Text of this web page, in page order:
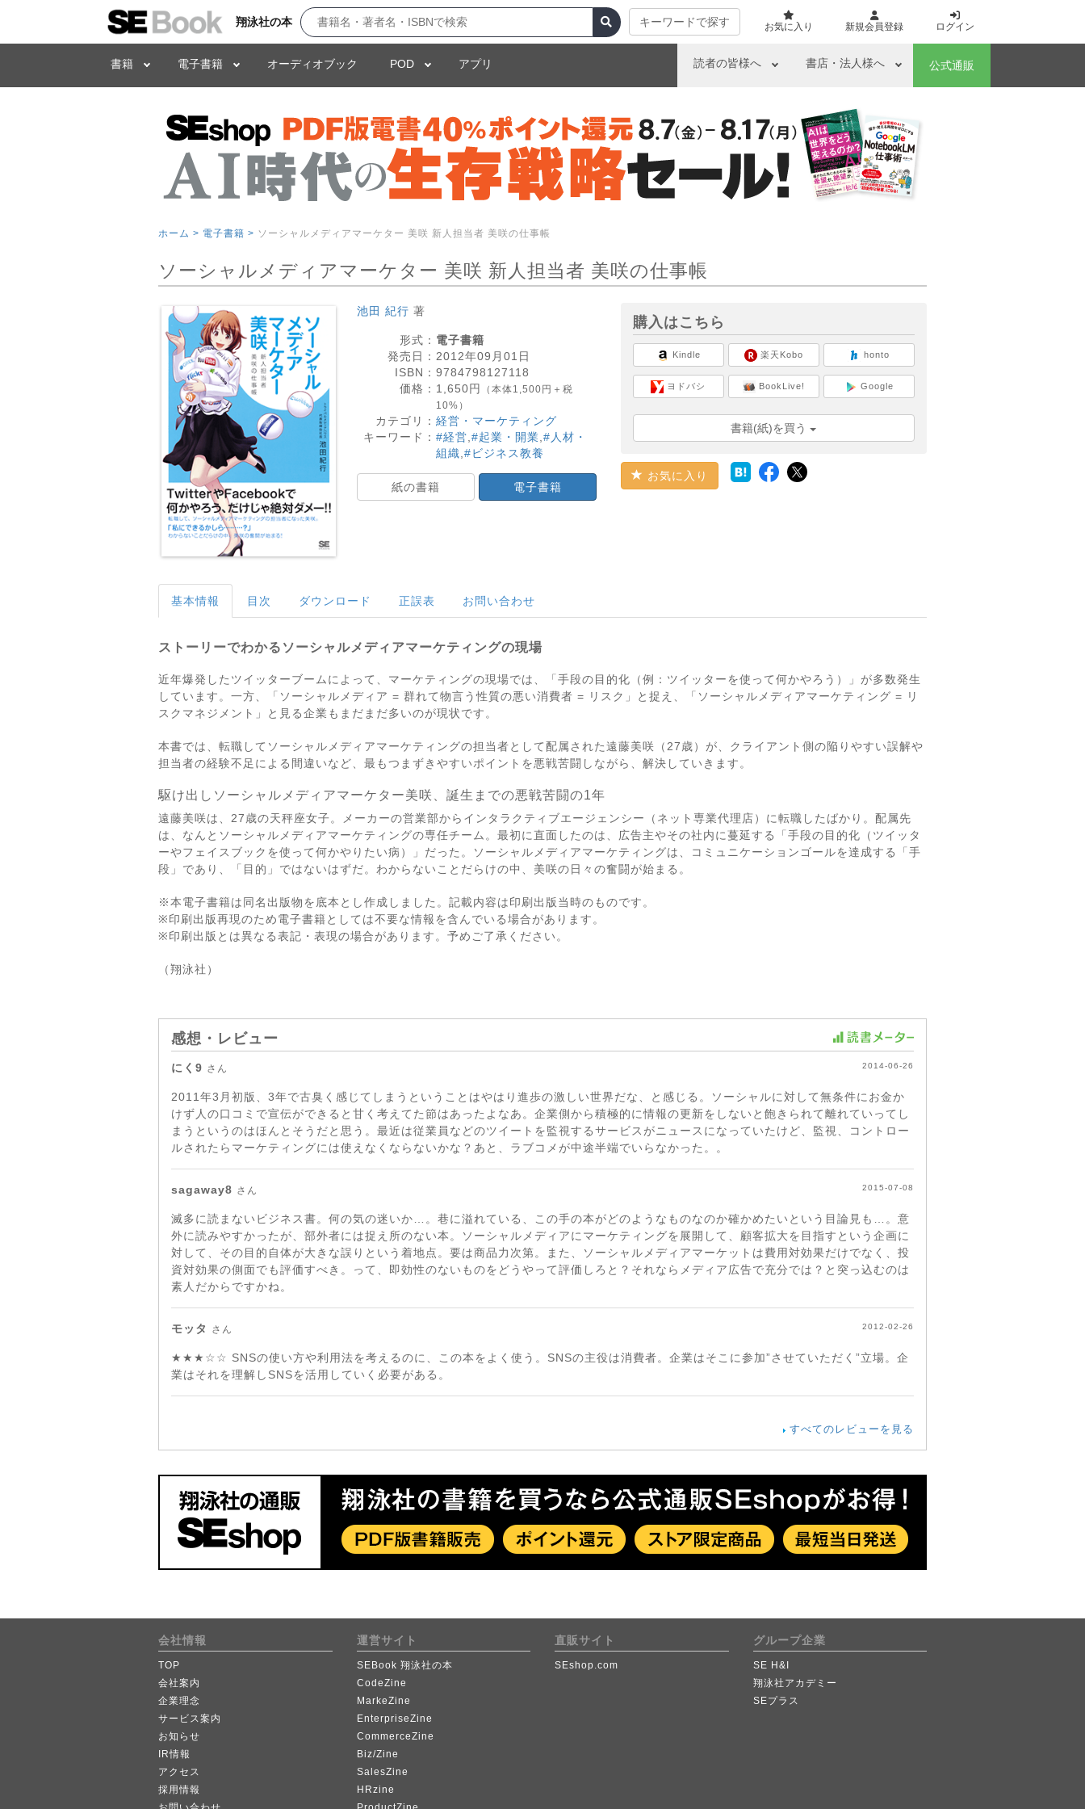
翔泳社の本 キーワードで探す お気に入り 新規会員登録 ログイン
書籍 電子書籍 オーディオブック POD アプリ 読者の皆様へ 書店・法人様へ 公式通販
ホーム > 電子書籍 > ソーシャルメディアマーケター 美咲 新人担当者 美咲の仕事帳
ソーシャルメディアマーケター 美咲 新人担当者 美咲の仕事帳
池田 紀行 著
形式： 電子書籍
発売日： 2012年09月01日
ISBN： 9784798127118
価格： 1,650円
（本体1,500円＋税
10%）
カテゴリ： 経営・マーケティング
キーワード： #経営 #起業・開業 #人材・
組織 #ビジネス教養
紙の書籍 電子書籍
購入はこちら
Kindle
ヨドバシ
楽天Kobo
BookLive!
honto
Google
書籍(紙)を買う
お気に入り
基本情報 目次 ダウンロード 正誤表 お問い合わせ
ストーリーでわかるソーシャルメディアマーケティングの現場
近年爆発したツイッターブームによって、マーケティングの現場では、「手段の目的化（例：ツイッターを使って何かやろう）」が多数発生
しています。一方、「ソーシャルメディア = 群れて物言う性質の悪い消費者 = リスク」と捉え、「ソーシャルメディアマーケティング = リ
スクマネジメント」と見る企業もまだまだ多いのが現状です。
本書では、転職してソーシャルメディアマーケティングの担当者として配属された遠藤美咲（27歳）が、クライアント側の陥りやすい誤解や
担当者の経験不足による間違いなど、最もつまずきやすいポイントを悪戦苦闘しながら、解決していきます。
駆け出しソーシャルメディアマーケター美咲、誕生までの悪戦苦闘の1年
遠藤美咲は、27歳の天秤座女子。メーカーの営業部からインタラクティブエージェンシー（ネット専業代理店）に転職したばかり。配属先
は、なんとソーシャルメディアマーケティングの専任チーム。最初に直面したのは、広告主やその社内に蔓延する「手段の目的化（ツイッタ
ーやフェイスブックを使って何かやりたい病）」だった。ソーシャルメディアマーケティングは、コミュニケーションゴールを達成する「手
段」であり、「目的」ではないはずだ。わからないことだらけの中、美咲の日々の奮闘が始まる。
※本電子書籍は同名出版物を底本とし作成しました。記載内容は印刷出版当時のものです。
※印刷出版再現のため電子書籍としては不要な情報を含んでいる場合があります。
※印刷出版とは異なる表記・表現の場合があります。予めご了承ください。
（翔泳社）
感想・レビュー
にく9 さん 2014-06-26
2011年3月初版、3年で古臭く感じてしまうということはやはり進歩の激しい世界だな、と感じる。ソーシャルに対して無条件にお金か
けず人の口コミで宣伝ができると甘く考えてた節はあったよなあ。企業側から積極的に情報の更新をしないと飽きられて離れていってし
まうというのはほんとそうだと思う。最近は従業員などのツイートを監視するサービスがニュースになっていたけど、監視、コントロー
ルされたらマーケティングには使えなくならないかな？あと、ラブコメが中途半端でいらなかった。。
sagaway8 さん 2015-07-08
滅多に読まないビジネス書。何の気の迷いか…。巷に溢れている、この手の本がどのようなものなのか確かめたいという目論見も…。意
外に読みやすかったが、部外者には捉え所のない本。ソーシャルメディアにマーケティングを展開して、顧客拡大を目指すという企画に
対して、その目的自体が大きな誤りという着地点。要は商品力次第。また、ソーシャルメディアマーケットは費用対効果だけでなく、投
資対効果の側面でも評価すべき。って、即効性のないものをどうやって評価しろと？それならメディア広告で充分では？と突っ込むのは
素人だからですかね。
モッタ さん 2012-02-26
★★★☆☆ SNSの使い方や利用法を考えるのに、この本をよく使う。SNSの主役は消費者。企業はそこに参加”させていただく”立場。企
業はそれを理解しSNSを活用していく必要がある。
すべてのレビューを見る
会社情報
TOP
会社案内
企業理念
サービス案内
お知らせ
IR情報
アクセス
採用情報
運営サイト
SEBook 翔泳社の本
CodeZine
MarkeZine
EnterpriseZine
CommerceZine
Biz/Zine
SalesZine
HRzine
直販サイト
SEshop.com
グループ企業
SE H&I
翔泳社アカデミー
SEプラス